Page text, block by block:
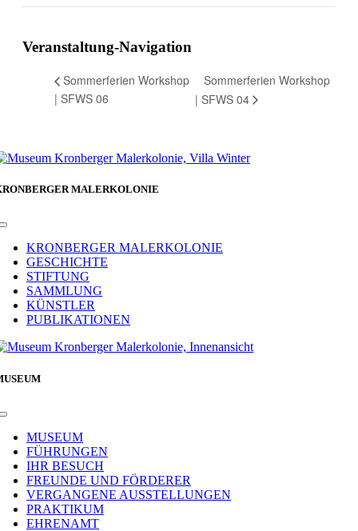
Veranstaltung-Navigation
Sommerferien Workshop
| SFWS 06
Sommerferien Workshop
| SFWS 04
MALERKOLONIE
Toggle
NavigationKRONBERGER MALERKOLONIE
GESCHICHTE
STIFTUNG
SAMMLUNG
KÜNSTLER
PUBLIKATIONEN
Toggle
NavigationMUSEUM
FÜHRUNGEN
IHR BESUCH
FREUNDE UND FÖRDERER
VERGANGENE AUSSTELLUNGEN
PRAKTIKUM
EHRENAMT